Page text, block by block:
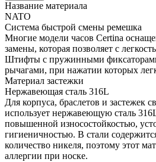
Название материала
NATO
Система быстрой смены ремешка
Многие модели часов Certina
замены, которая позволяет с
Штифты с пружинными
рычагами, при нажатии которых
Материал застежки
Нержавеющая сталь 316L
Для корпуса, браслетов и застежек
использует нержавеющую сталь
повышенной износостойкостью,
гигиеничностью. В стали
количество никеля, поэтому этот
аллергии при носке.